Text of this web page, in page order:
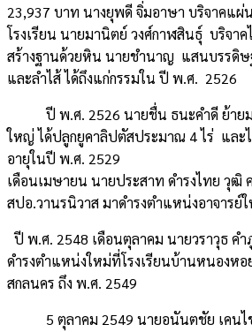
23,937 บาท นางยุพดี จิ่มอาษา บริจาคแผ่
โรงเรียน นายมานิตย์ วงศ์กาฬสินธุ์ บริจาค
สร้างฐานด้วยหิน นายชำนาญ แสนบรรดิษ
และลำไส้ ได้ถึงแก่กรรมใน ปี พ.ศ. 2526
ปี พ.ศ. 2526 นายชื่น ธนะคำดี ย้ายมา
ใหญ่ ได้ปลูกยูคาลิปตัสประมาณ 4 ไร่ และ
อายุในปี พ.ศ. 2529
เดือนเมษายน นายประสาท ดำรงไทย วุฒิ
สปอ.วานรนิวาส มาดำรงตำแหน่งอาจารย์
ปี พ.ศ. 2548 เดือนตุลาคม นายวราวุธ คำ
ดำรงตำแหน่งใหม่ที่โรงเรียนบ้านหนองหอ
สกลนคร ถึง พ.ศ. 2549
5 ตุลาคม 2549 นายอนันตชัย เคนไช